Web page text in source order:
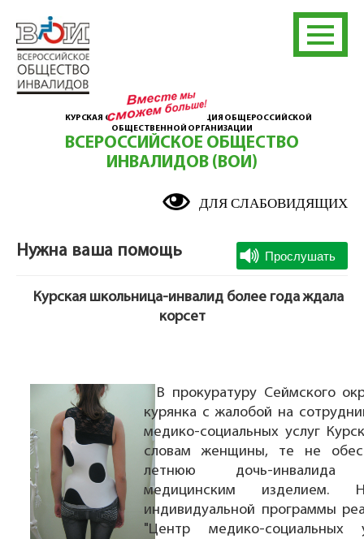
КУРСКАЯ ОБЛАСТНАЯ ОРГАНИЗАЦИЯ ОБЩЕРОССИЙСКОЙ
ОБЩЕСТВЕННОЙ ОРГАНИЗАЦИИ
ВСЕРОССИЙСКОЕ ОБЩЕСТВО
ИНВАЛИДОВ (ВОИ)
ДЛЯ СЛАБОВИДЯЩИХ
Нужна ваша помощь
Курская школьница-инвалид более года ждала
корсет
В прокуратуру Сеймского
курянка с жалобой на
медико-социальных услуг
словам женщины, те не
летнюю дочь-инвалида
медицинским изделием.
индивидуальной программы
"Центр медико-социальных